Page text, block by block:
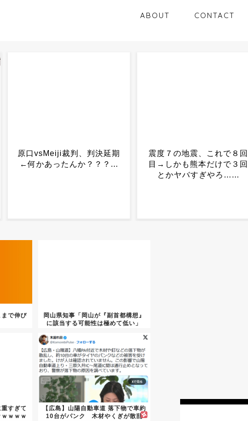
ABOUT CONTACT
震度７の地震、これで８回
目→しかも熊本だけで３回
日本赤軍・岡本公三がﾀﾋ
亡…重信房子の追悼コメン
トがこちら...
で伸び
岡山県知事「岡山が『副首都構想』
に該当する可能性は極めて低い」
すぎて
ｗｗｗ
【広島】山陽自動車道 落下物で車約
10台がパンク 木材やくぎが散乱